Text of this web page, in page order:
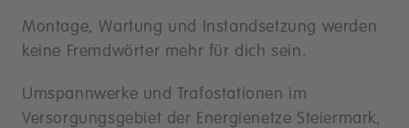
Montage, Wartung und Instandsetzung werden
keine Fremdwörter mehr für dich sein.
Umspannwerke und Trafostationen im
Versorgungsgebiet der Energienetze Steiermark,